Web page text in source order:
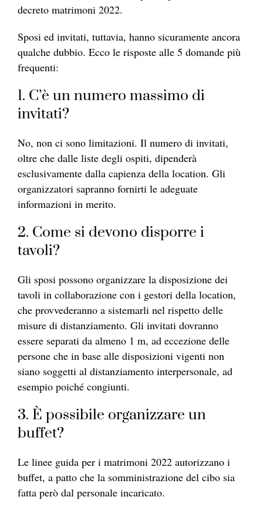
decreto matrimoni 2022.
Sposi ed invitati, tuttavia, hanno sicuramente ancora
qualche dubbio. Ecco le risposte alle 5 domande più
frequenti:
1. C’è un numero massimo di
invitati?
No, non ci sono limitazioni. Il numero di invitati,
oltre che dalle liste degli ospiti, dipenderà
esclusivamente dalla capienza della location. Gli
organizzatori sapranno fornirti le adeguate
informazioni in merito.
2. Come si devono disporre i
tavoli?
Gli sposi possono organizzare la disposizione dei
tavoli in collaborazione con i gestori della location,
che provvederanno a sistemarli nel rispetto delle
misure di distanziamento. Gli invitati dovranno
essere separati da almeno 1 m, ad eccezione delle
persone che in base alle disposizioni vigenti non
siano soggetti al distanziamento interpersonale, ad
esempio poiché congiunti.
3. È possibile organizzare un
buffet?
Le linee guida per i matrimoni 2022 autorizzano i
buffet, a patto che la somministrazione del cibo sia
fatta però dal personale incaricato.